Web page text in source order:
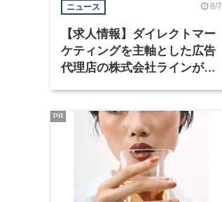
ニュース 8/7
【求人情報】ダイレクトマー
ケティングを主軸とした広告
代理店の株式会社ラインが、
PR